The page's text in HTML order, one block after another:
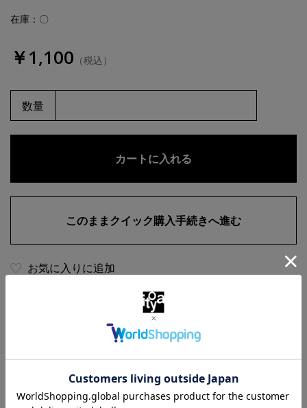
在庫：〇
￥1,100 （税込）
数量
お気に入りに追加
返品・交換について
商品の特徴